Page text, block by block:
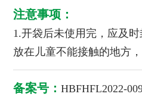
注意事项：
1.开袋后未使用完，应及
放在儿童不能接触的地方
备案号：HBFHFL2022-